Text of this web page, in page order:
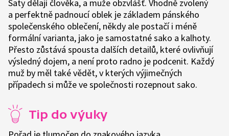
Šaty dělají člověka, a muže obzvlášť. Vhodně zvolený
a perfektně padnoucí oblek je základem pánského
společenského oblečení, někdy ale postačí i méně
formální varianta, jako je samostatné sako a kalhoty.
Přesto zůstává spousta dalších detailů, které ovlivňují
výsledný dojem, a není proto radno je podcenit. Každý
muž by měl také vědět, v kterých výjimečných
případech si může ve společnosti rozepnout sako.
Tip do výuky